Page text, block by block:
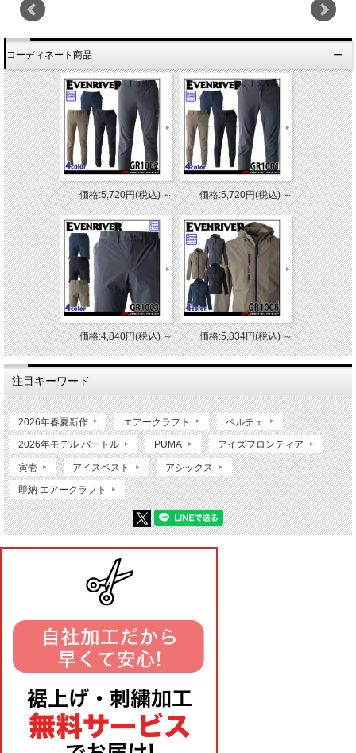
コーディネート商品
価格:5,720円(税込)～ 価格:5,720円(税込)～
価格:4,840円(税込)～ 価格:5,834円(税込)～
注目キーワード
2026年春夏新作 エアークラフト ペルチェ
2026年モデル バートル PUMA アイズフロンティア
寅壱 アイスベスト アシックス
即納 エアークラフト